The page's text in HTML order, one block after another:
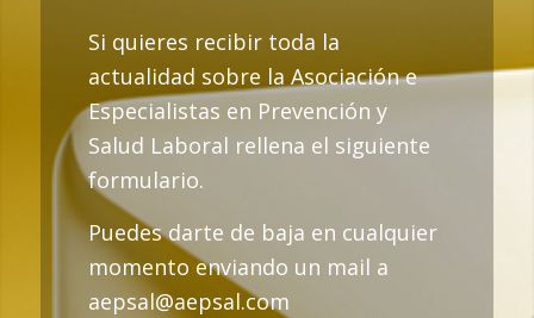
Si quieres recibir toda la
actualidad sobre la Asociación e
Especialistas en Prevención y
Salud Laboral rellena el siguiente
formulario.
Puedes darte de baja en cualquier
momento enviando un mail a
aepsal@aepsal.com